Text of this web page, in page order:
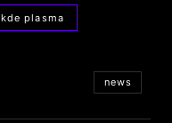
kde plasma
news